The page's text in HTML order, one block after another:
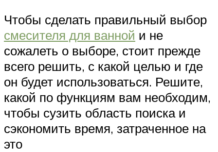
Чтобы сделать правильный выбор
смесителя для ванной и не
сожалеть о выборе, стоит прежде
всего решить, с какой целью и где
он будет использоваться. Решите,
какой по функциям вам необходим,
чтобы сузить область поиска и
сэкономить время, затраченное на
это